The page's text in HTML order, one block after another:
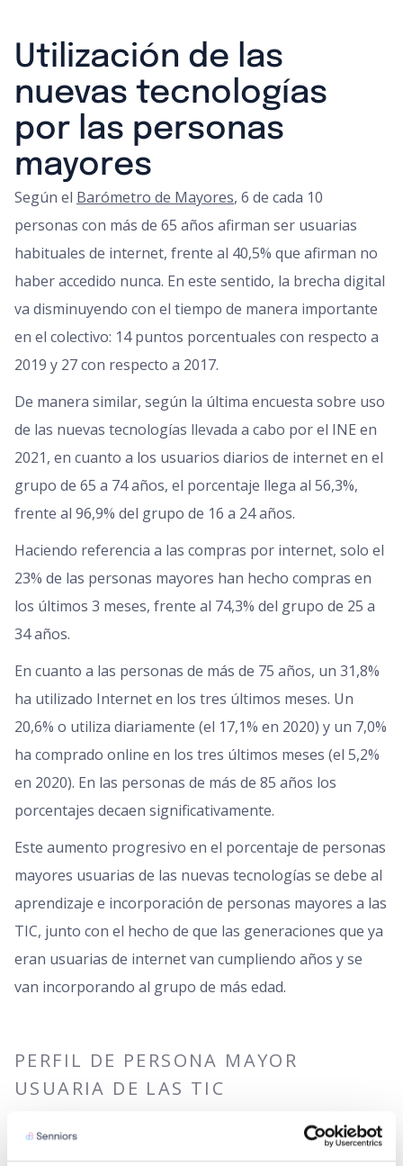
Utilización de las
nuevas tecnologías
por las personas
mayores
Según el Barómetro de Mayores, 6 de cada 10
personas con más de 65 años afirman ser usuarias
habituales de internet, frente al 40,5% que afirman no
haber accedido nunca. En este sentido, la brecha digital
va disminuyendo con el tiempo de manera importante
en el colectivo: 14 puntos porcentuales con respecto a
2019 y 27 con respecto a 2017.
De manera similar, según la última encuesta sobre uso
de las nuevas tecnologías llevada a cabo por el INE en
2021, en cuanto a los usuarios diarios de internet en el
grupo de 65 a 74 años, el porcentaje llega al 56,3%,
frente al 96,9% del grupo de 16 a 24 años.
Haciendo referencia a las compras por internet, solo el
23% de las personas mayores han hecho compras en
los últimos 3 meses, frente al 74,3% del grupo de 25 a
34 años.
En cuanto a las personas de más de 75 años, un 31,8%
ha utilizado Internet en los tres últimos meses. Un
20,6% o utiliza diariamente (el 17,1% en 2020) y un 7,0%
ha comprado online en los tres últimos meses (el 5,2%
en 2020). En las personas de más de 85 años los
porcentajes decaen significativamente.
Este aumento progresivo en el porcentaje de personas
mayores usuarias de las nuevas tecnologías se debe al
aprendizaje e incorporación de personas mayores a las
TIC, junto con el hecho de que las generaciones que ya
eran usuarias de internet van cumpliendo años y se
van incorporando al grupo de más edad.
PERFIL DE PERSONA MAYOR
USUARIA DE LAS TIC
El perfil habitual de personas mayores que utilizan las